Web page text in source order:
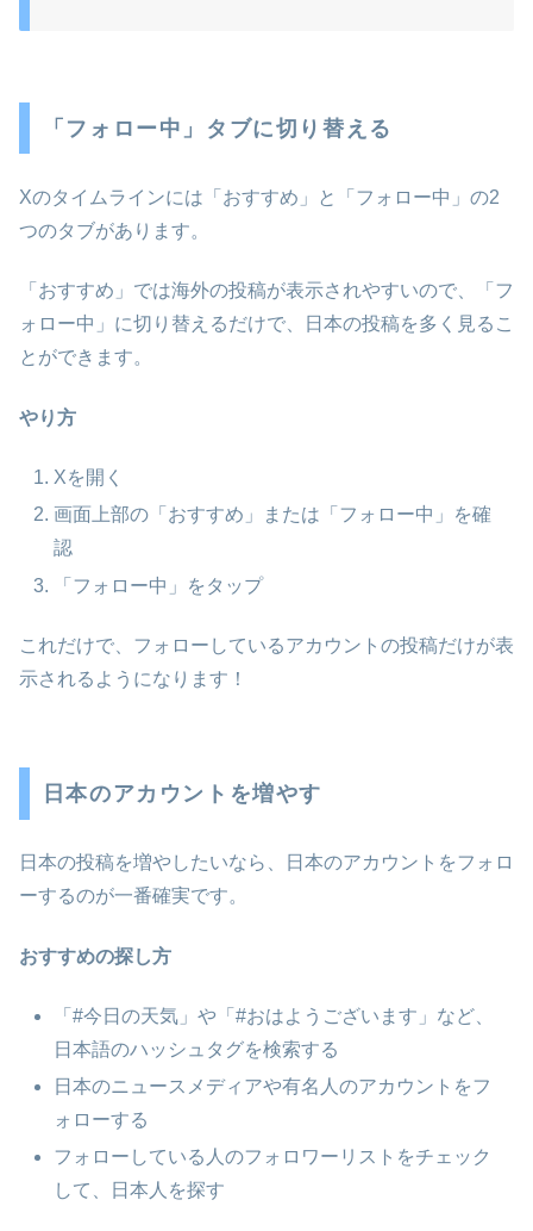
「フォロー中」タブに切り替える
Xのタイムラインには「おすすめ」と「フォロー中」の2
つのタブがあります。
「おすすめ」では海外の投稿が表示されやすいので、「フ
ォロー中」に切り替えるだけで、日本の投稿を多く見るこ
とができます。
やり方
Xを開く
画面上部の「おすすめ」または「フォロー中」を確
認
「フォロー中」をタップ
これだけで、フォローしているアカウントの投稿だけが表
示されるようになります！
日本のアカウントを増やす
日本の投稿を増やしたいなら、日本のアカウントをフォロ
ーするのが一番確実です。
おすすめの探し方
「#今日の天気」や「#おはようございます」など、
日本語のハッシュタグを検索する
日本のニュースメディアや有名人のアカウントをフ
ォローする
フォローしている人のフォロワーリストをチェック
して、日本人を探す